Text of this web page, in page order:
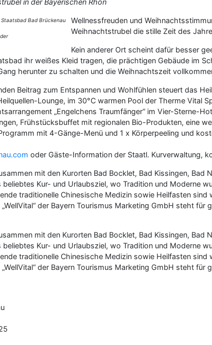
in der Bayerischen Rhön
Wellnessfreuden und
Weihnachtstrubel die stille Zeit des
Kein anderer Ort scheint dafür besser
ihr weißes Kleid tragen, die prächtigen Gebäude im
herunter zu schalten und die Weihnachtszeit
Beitrag zum Entspannen und Wohlfühlen steuert das
Lounge, im 30°C warmen Pool der Therme Vital
„Engelchens Traumfänger“ im Vier-Sterne-
Frühstücksbuffet mit regionalen Bio-Produkten, eine
mit 4-Gänge-Menü und 1 x Körperpeeling und
oder Gäste-Information der Staatl. Kurverwaltung,
mit den Kurorten Bad Bocklet, Bad Kissingen,
Kur- und Urlaubsziel, wo Tradition und Moderne
traditionelle Chinesische Medizin sowie Heilfasten
„WellVital“ der Bayern Tourismus Marketing GmbH steht
mit den Kurorten Bad Bocklet, Bad Kissingen,
Kur- und Urlaubsziel, wo Tradition und Moderne
traditionelle Chinesische Medizin sowie Heilfasten
„WellVital“ der Bayern Tourismus Marketing GmbH steht